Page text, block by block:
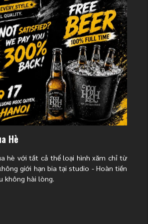
liệt.
hồng tôn lên vẻ quyến rũ, nữ tính và sự bí ẩn.
hoa hồng theo phong
thuật xăm là không giới hạn. Dưới bàn tay của các
có thể biến hóa muôn hình vạn trạng.
hồng nhật cổ
mang đến cho đóa hồng một vẻ đẹp mạnh mẽ
phong cách này thường được kết hợp với sóng
các họa tiết mây. Màu sắc chủ đạo thường là
cao, hoặc màu đỏ đậm đặc trưng.
Hè
hè với tất cả thể loại hình xăm chỉ từ
giới hạn bia tại studio - Hoàn tiền
không hài lòng.